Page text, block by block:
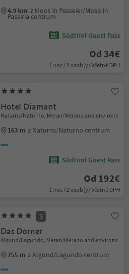
4.9 km z Moos in Passeier/Moso in
Passiria centrum
Südtirol Guest Pass
Od 34€
1 noc / 2 osob(y) Včetně DPH
Hotel Diamant
Naturns/Naturno, Meran/Merano and environs
163 m z Naturns/Naturno centrum
Südtirol Guest Pass
Od 192€
1 noc / 2 osob(y) Včetně DPH
S
Das Dorner
Algund/Lagundo, Meran/Merano and environs
755 m z Algund/Lagundo centrum